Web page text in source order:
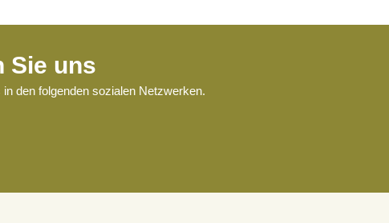
Sie uns
in den folgenden sozialen Netzwerken.